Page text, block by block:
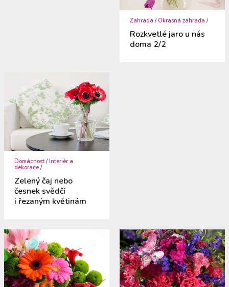
Zahrada /Okrasná zahrada /
Rozkvetlé jaro u nás
doma 2/2
Domácnost / Interiér a
dekorace /
Zelený čaj nebo
česnek svědčí
i řezaným květinám